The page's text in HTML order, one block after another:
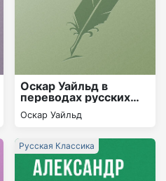
Оскар Уайльд в
переводах русских
поэтов
Оскар Уайльд
Русская Классика